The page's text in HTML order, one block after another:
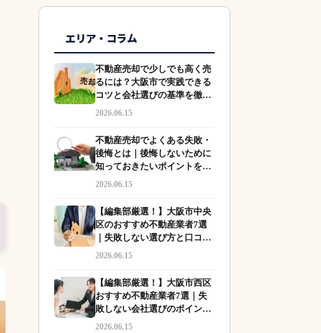
エリア・コラム
不動産売却で少しでも高く売
るには？大阪市で実践できる
コツと会社選びの基準を徹底
解説
2026.06.15
不動産売却でよくある失敗・
後悔とは｜後悔しないために
知っておきたいポイントを徹
底解説
2026.06.15
【編集部厳選！】大阪市中央
区のおすすめ不動産業者7選
｜失敗しない選び方と口コミ
も徹底比較
2026.06.15
【編集部厳選！】大阪市西区
おすすめ不動産業者7選｜失
敗しない会社選びのポイント
も解説
2026.06.15